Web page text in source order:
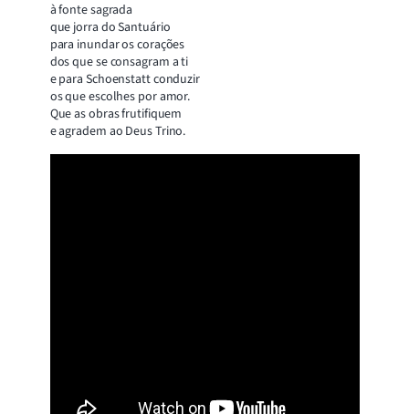
à fonte sagrada
que jorra do Santuário
para inundar os corações
dos que se consagram a ti
e para Schoenstatt conduzir
os que escolhes por amor.
Que as obras frutifiquem
e agradem ao Deus Trino.